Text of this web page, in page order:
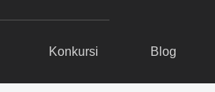
Konkursi Blog